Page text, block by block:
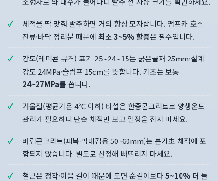
체적을 딱 맞춰 발주하면 거의 항상 모자랍니다. 펌프카 호스
잔류·바닥 정리분 때문에 최소 3~5% 할증은 필수입니다.
강도(레미콘 규격) 표기 25-24-15는 굵은골재 25mm·설계
강도 24MPa·슬럼프 15cm를 뜻합니다. 기초는 보통
24~27MPa를 씁니다.
겨울철(평균기온 4℃ 이하) 타설은 한중콘크리트로 양생온도
관리가 필요하니 단순 체적만 보고 일정을 잡지 마세요.
버림콘크리트(피복·먹매김용 50~60mm)는 본기초 체적에 포
함되지 않습니다. 별도로 산정해 빠뜨리지 마세요.
철근은 정착·이음 길이 때문에 도면 순길이보다5~10% 더 들